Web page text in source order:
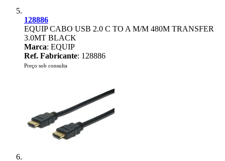
128886
EQUIP CABO USB 2.0 C TO A M/M 480M TRANSFER
3.0MT BLACK
Marca: EQUIP
Ref. Fabricante: 128886
Preço sob consulta